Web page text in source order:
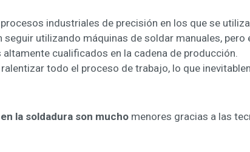
industriales de precisión en los que se
utilizando máquinas de soldar manuales, pero
cualificados en la cadena de producción.
todo el proceso de trabajo, lo que
la soldadura son mucho menores gracias a las